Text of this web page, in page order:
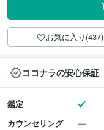
お気に入り(437)
ココナラの安心保証
鑑定
カウンセリング